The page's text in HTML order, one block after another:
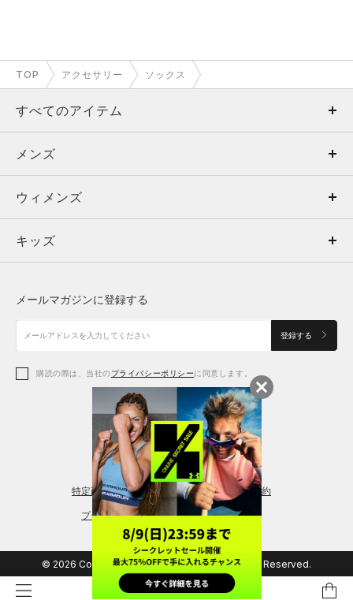
TOP アクセサリー ソックス
すべてのアイテム
メンズ
ウィメンズ
キッズ
アクセサリー
メンズ
トップス
ボトムス
アクセサリー
ウィメンズ
トップス
シューズ
アクセサリー
レギンス＆タイツ
キッズ
シューズ
メールマガジンに登録する
登録する
購読の際は、当社のプライバシーポリシーに同意します。
特定商取引法に基づく通販の表記 会員規約
プライバシーポリシー
© 2026 Copyright DOME Corporation. All Rights Reserved.